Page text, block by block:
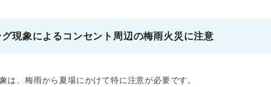
グ現象によるコンセント周辺の梅雨火災に注意
は、梅雨から夏場にかけて特に注意が必要です。